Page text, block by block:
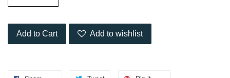
Add to Cart Add to wishlist